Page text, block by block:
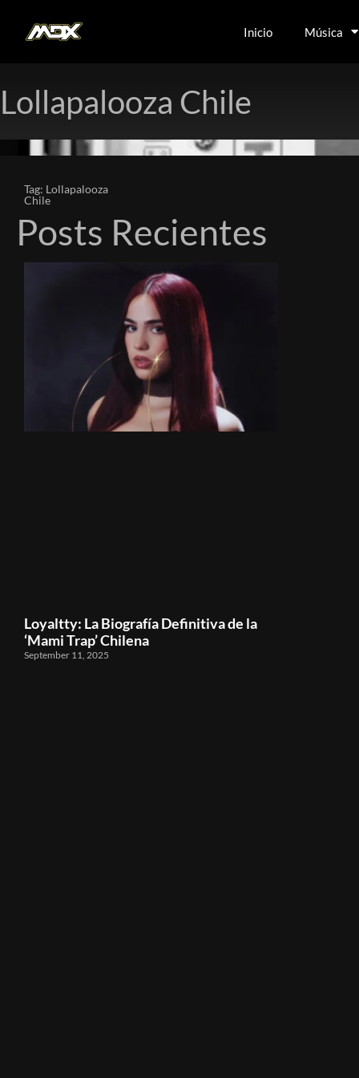
Inicio Música
Lollapalooza Chile
Tag: Lollapalooza
Chile
Posts Recientes
Loyaltty: La Biografía Definitiva de la
‘Mami Trap’ Chilena
September 11, 2025